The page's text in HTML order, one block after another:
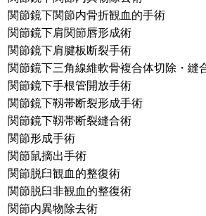
関節鏡下関節内骨折観血的手術
関節鏡下肩関節唇形成術
関節鏡下肩腱板断裂手術
関節鏡下三角線維軟骨複合体切除・縫
関節鏡下手根管開放手術
関節鏡下靱帯断裂形成手術
関節鏡下靱帯断裂縫合術
関節形成手術
関節鼠摘出手術
関節脱臼観血的整復術
関節脱臼非観血的整復術
関節内異物除去術